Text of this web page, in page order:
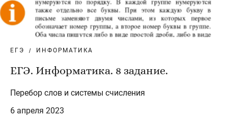
ЕГЭ ИНФОРМАТИКА
ЕГЭ. Информатика. 8 задание.
Перебор слов и системы счисления
6 апреля 2023